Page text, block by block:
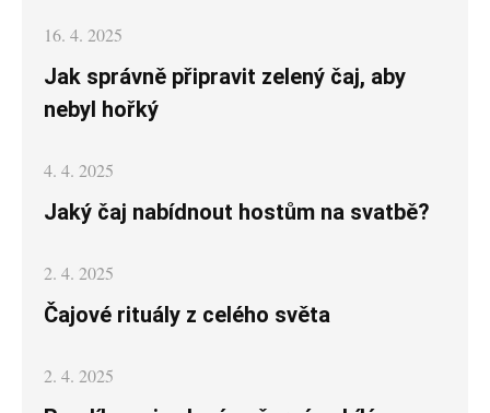
Posted
16. 4. 2025
Jak správně připravit zelený čaj, aby
nebyl hořký
Posted
4. 4. 2025
Jaký čaj nabídnout hostům na svatbě?
Posted
on
2. 4. 2025
Čajové rituály z celého světa
Posted
2. 4. 2025